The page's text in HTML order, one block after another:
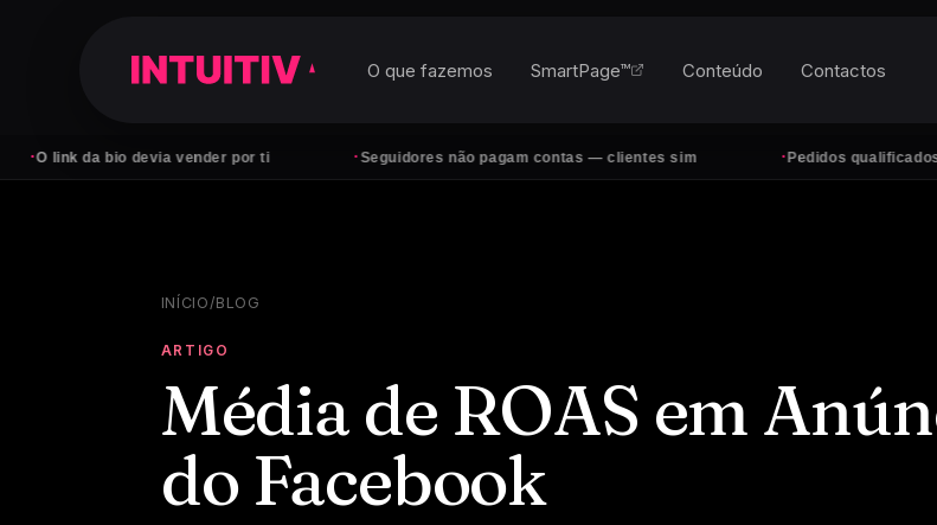
da bio devia vender por ti Seguidores não pagam contas — clientes sim Pedidos qualificados no
O que fazemos SmartPage™ Conteúdo Contactos
INÍCIO/BLOG
ARTIGO
Média de ROAS em
do Facebook